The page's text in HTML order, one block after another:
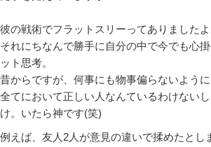
彼の戦術でフラットスリーってありましたよ
それにちなんで勝手に自分の中で今でも心
ット思考。
昔からですが、何事にも物事偏らないように
全てにおいて正しい人なんているわけない
け。いたら神です(笑)
例えば、友人2人が意見の違いで揉めたとし